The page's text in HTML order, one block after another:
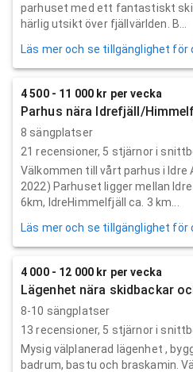
parhuset med ett fantastiskt ski
härlig utsikt över fjällvärlden. B...
Läs mer och se tillgänglighet
4 500 - 11 000 kr per vecka
Parhus nära Idrefjäll/
8 sängplatser
21 recensioner, 5 stjärnor i
Välkommen till vårt parhus i Idre
2022) Parhuset ligger mellan Idre
6km, IdreHimmelfjäll ca. 3 km...
Läs mer och se tillgänglighet
4 000 - 12 000 kr per vecka
Lägenhet nära skidbackar
8-10 sängplatser
13 recensioner, 5 stjärnor i
Mysig välplanerad lägenhet ,
badrum, bastu och braskamin.